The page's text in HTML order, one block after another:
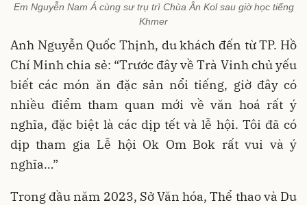
Em Nguyễn Nam Á cùng sư trụ trì Chùa Ân Kol sau giờ học tiếng
Khmer
Anh Nguyễn Quốc Thịnh, du khách đến từ TP. Hồ
Chí Minh chia sẻ: “Trước đây về Trà Vinh chủ yếu
biết các món ăn đặc sản nổi tiếng, giờ đây có
nhiều điểm tham quan mới về văn hoá rất ý
nghĩa, đặc biệt là các dịp tết và lễ hội. Tôi đã có
dịp tham gia Lễ hội Ok Om Bok rất vui và ý
nghĩa…”
Trong đầu năm 2023, Sở Văn hóa, Thể thao và Du